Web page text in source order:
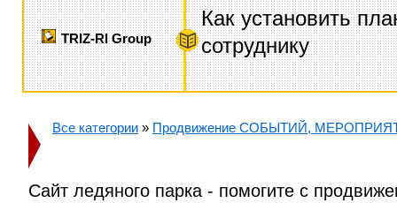
TRIZ-RI Group
Как установить
сотруднику
Все категории » Продвижение СОБЫТИЙ,
Сайт ледяного парка - помогите с